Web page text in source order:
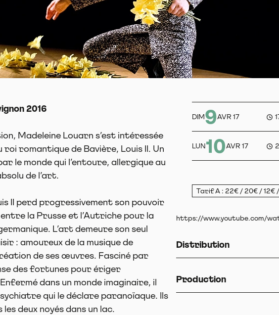
2016
Madeleine Louarn s’est intéressée
romantique de Bavière, Louis II. Un
le monde qui l’entoure, allergique au
de l’art.
II perd progressivement son pouvoir
la Prusse et l’Autriche pour la
L’art demeure son seul
: amoureux de la musique de
de ses œuvres. Fasciné par
des fortunes pour ériger
dans un monde imaginaire, il
qui le déclare paranoïaque. Ils
deux noyés dans un lac.
DIM9AVR 17
LUN10AVR 17
Tarif A : 22€ / 20€ / 12€
https://www.youtube.com/
Distribution
Production